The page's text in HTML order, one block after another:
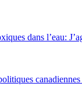
dans l’eau:
canadiennes